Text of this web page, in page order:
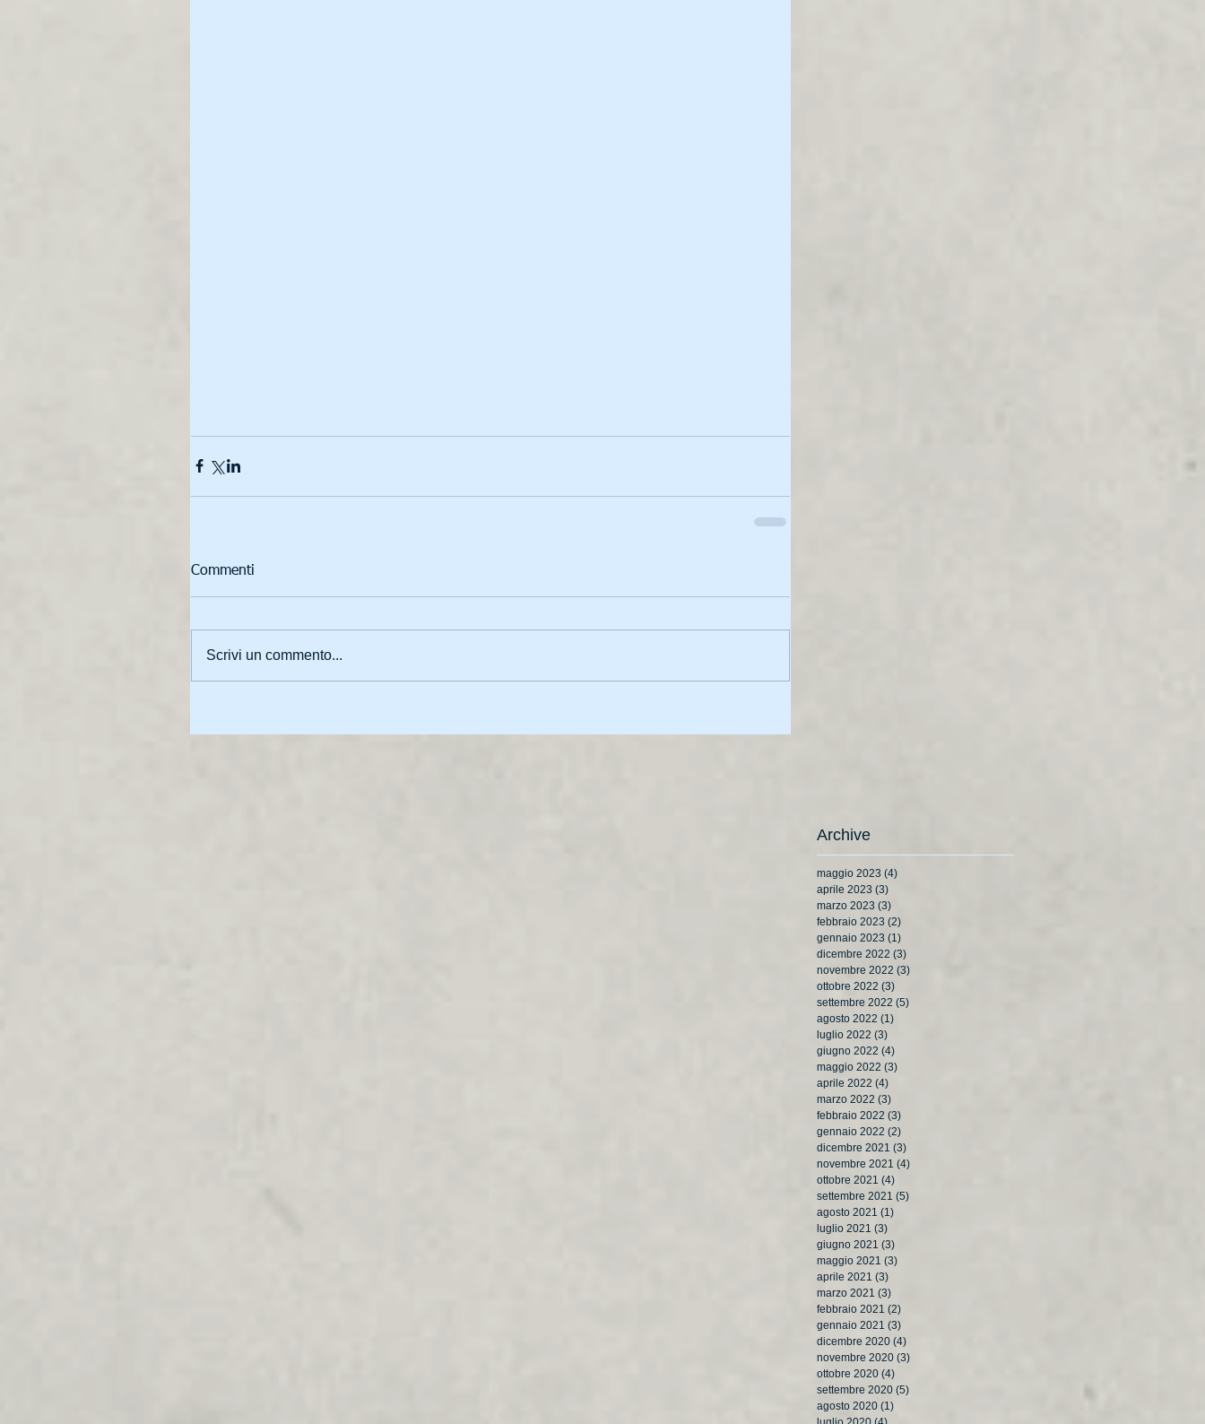
Commenti
Scrivi un commento...
Archive
maggio 2023 (4)
aprile 2023 (3)
marzo 2023 (3)
febbraio 2023 (2)
gennaio 2023 (1)
dicembre 2022 (3)
novembre 2022 (3)
ottobre 2022 (3)
settembre 2022 (5)
agosto 2022 (1)
luglio 2022 (3)
giugno 2022 (4)
maggio 2022 (3)
aprile 2022 (4)
marzo 2022 (3)
febbraio 2022 (3)
gennaio 2022 (2)
dicembre 2021 (3)
novembre 2021 (4)
ottobre 2021 (4)
settembre 2021 (5)
agosto 2021 (1)
luglio 2021 (3)
giugno 2021 (3)
maggio 2021 (3)
aprile 2021 (3)
marzo 2021 (3)
febbraio 2021 (2)
gennaio 2021 (3)
dicembre 2020 (4)
novembre 2020 (3)
ottobre 2020 (4)
settembre 2020 (5)
agosto 2020 (1)